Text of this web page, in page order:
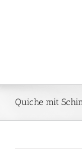
Quiche mit